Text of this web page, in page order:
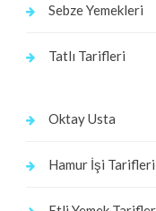
Sebze Yemekleri
Tatlı Tarifleri
Oktay Usta
Hamur İşi Tarifleri